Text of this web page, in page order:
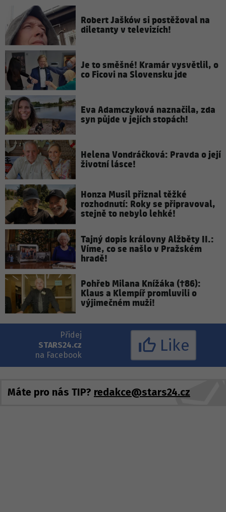
Robert Jašków si postěžoval na
diletanty v televizích!
Je to směšné! Kramár vysvětlil, o
co Ficovi na Slovensku jde
Eva Adamczyková naznačila, zda
syn půjde v jejích stopách!
Helena Vondráčková: Pravda o její
životní lásce!
Honza Musil přiznal těžké
rozhodnutí: Roky se připravoval,
stejně to nebylo lehké!
Tajný dopis královny Alžběty II.:
Víme, co se našlo v Pražském
hradě!
Pohřeb Milana Knížáka (†86):
Klaus a Klempíř promluvili o
výjimečném muži!
Přidej
STARS24.cz
na Facebook
Like
Máte pro nás TIP? redakce@stars24.cz